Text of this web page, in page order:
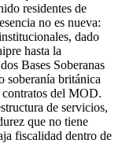
residentes de
no es nueva:
dado
hasta la
Bases Soberanas
británica
del MOD.
de servicios,
que no tiene
fiscalidad dentro de